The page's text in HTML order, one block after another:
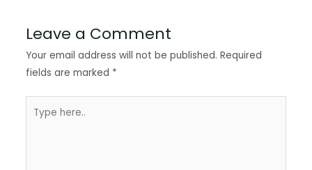
Leave a Comment
Your email address will not be published. Required
fields are marked *